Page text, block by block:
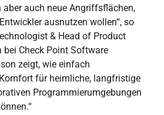
auch neue Angriffsflächen,
ausnutzen wollen“, so
& Head of Product
bei Check Point Software
zeigt, wie einfach
für heimliche, langfristige
Programmierumgebungen